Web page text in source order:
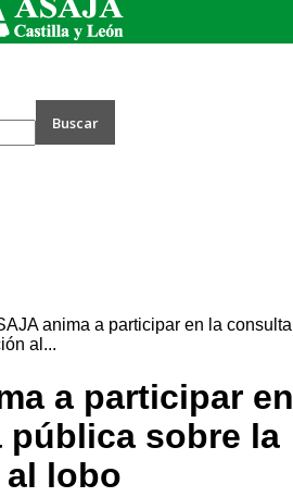
anima a participar en la consulta
al...
a participar en
pública sobre la
lobo